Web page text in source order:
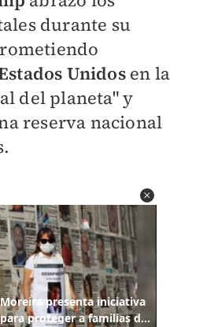
durante su
Unidosen la
del planeta" y
reserva nacional